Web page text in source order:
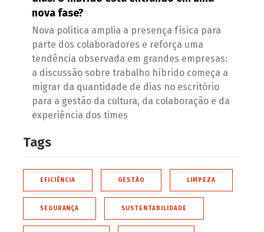
nova fase?
Nova política amplia a presença física para
parte dos colaboradores e reforça uma
tendência observada em grandes empresas:
a discussão sobre trabalho híbrido começa a
migrar da quantidade de dias no escritório
para a gestão da cultura, da colaboração e da
experiência dos times
Tags
EFICIÊNCIA GESTÃO LIMPEZA
SEGURANÇA SUSTENTABILIDADE